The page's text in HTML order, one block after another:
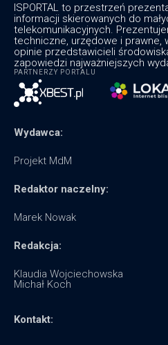
ISPORTAL to przestrzeń
informacji skierowanych do
telekomunikacyjnych.
techniczne, urzędowe i prawne,
opinie przedstawicieli
zapowiedzi najważniejszych
PARTNERZY PORTALU
Wydawca:
Projekt MdM
Redaktor naczelny:
Marek Nowak
Redakcja:
Klaudia Wojciechowska
Michał Koch
Kontakt: